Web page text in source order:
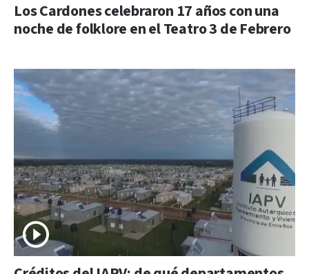
Los Cardones celebraron 17 años con una
noche de folklore en el Teatro 3 de Febrero